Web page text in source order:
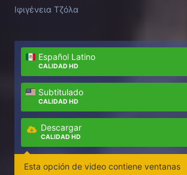
Ιφιγένεια Τζόλα
Español Latino
CALIDAD HD
Subtitulado
CALIDAD HD
Descargar
CALIDAD HD
Esta opción de video contiene ventanas